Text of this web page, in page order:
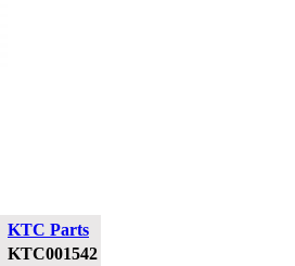
KTC Parts
KTC001542